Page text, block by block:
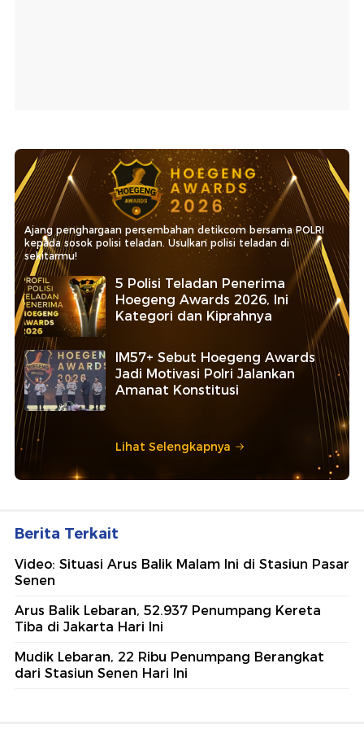
Ajang penghargaan persembahan detikcom bersama POLRI
kepada sosok polisi teladan. Usulkan polisi teladan di
sekitarmu!
5 Polisi Teladan Penerima
Hoegeng Awards 2026, Ini
Kategori dan Kiprahnya
IM57+ Sebut Hoegeng Awards
Jadi Motivasi Polri Jalankan
Amanat Konstitusi
Lihat Selengkapnya
Berita Terkait
Video: Situasi Arus Balik Malam Ini di Stasiun Pasar
Senen
Arus Balik Lebaran, 52.937 Penumpang Kereta
Tiba di Jakarta Hari Ini
Mudik Lebaran, 22 Ribu Penumpang Berangkat
dari Stasiun Senen Hari Ini